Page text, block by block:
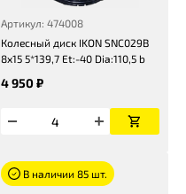
Артикул: 474008
Колесный диск IKON SNC029B
8x15 5*139,7 Et:-40 Dia:110,5 b
4 950 ₽
В наличии 85 шт.